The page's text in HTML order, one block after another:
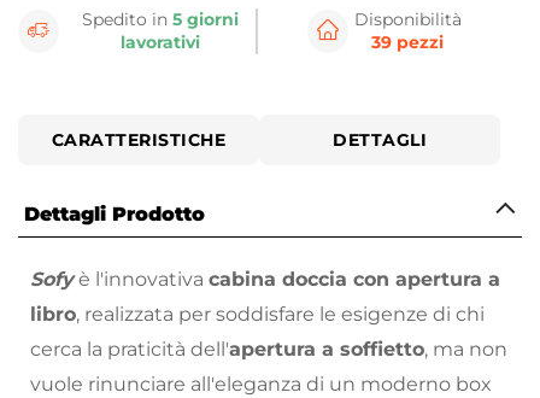
Spedito in5 giorni
lavorativi
Disponibilità
39 pezzi
CARATTERISTICHE DETTAGLI
Dettagli Prodotto
Sofyè l'innovativa cabina doccia con apertura a
libro, realizzata per soddisfare le esigenze di chi
cerca la praticità dell'apertura a soffietto, ma non
vuole rinunciare all'eleganza di un moderno box